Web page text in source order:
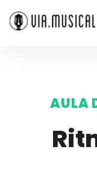
AULA